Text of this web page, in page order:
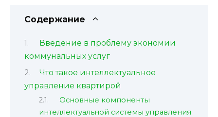
Содержание
Введение в проблему экономии
коммунальных услуг
Что такое интеллектуальное
управление квартирой
Основные компоненты
интеллектуальной системы управления